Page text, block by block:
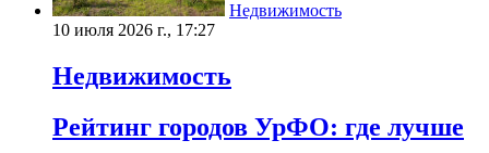
Недвижимость
10 июля 2026 г., 17:27
Недвижимость
Рейтинг городов УрФО: где лучше